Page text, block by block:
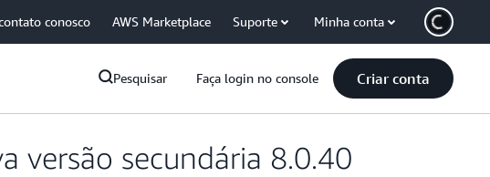
conosco AWS Marketplace Suporte Minha conta
Pesquisar Faça login no console Criar conta
versão secundária 8.0.40